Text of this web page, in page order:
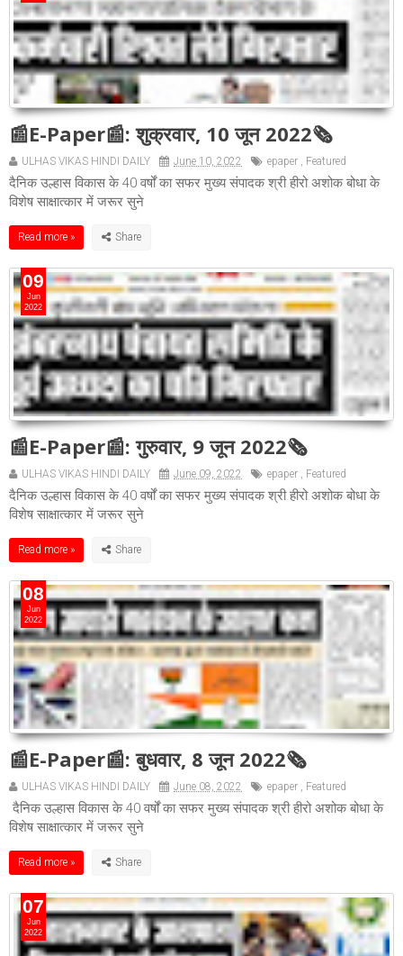
📰E-Paper📰: शुक्रवार, 10 जून 2022🗞
ULHAS VIKAS HINDI DAILY June 10, 2022 epaper Featured
दैनिक उल्हास विकास के 40 वर्षों का सफर मुख्य संपादक श्री हीरो अशोक बोधा के
विशेष साक्षात्कार में जरूर सुने
Read more »
📰E-Paper📰: गुरुवार, 9 जून 2022🗞
ULHAS VIKAS HINDI DAILY June 09, 2022 epaper Featured
दैनिक उल्हास विकास के 40 वर्षों का सफर मुख्य संपादक श्री हीरो अशोक बोधा के
विशेष साक्षात्कार में जरूर सुने
Read more »
09
Jun
2022
📰E-Paper📰: बुधवार, 8 जून 2022🗞
ULHAS VIKAS HINDI DAILY June 08, 2022 epaper Featured
दैनिक उल्हास विकास के 40 वर्षों का सफर मुख्य संपादक श्री हीरो अशोक बोधा के
विशेष साक्षात्कार में जरूर सुने
Read more »
08
Jun
2022
07
Jun
2022